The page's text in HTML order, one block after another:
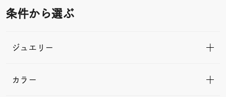
条件から選ぶ
ジュエリー
カラー